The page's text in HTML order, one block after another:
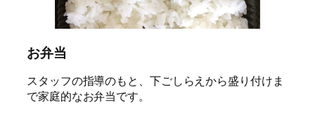
お弁当
スタッフの指導のもと、下ごしらえから盛り付けま
で家庭的なお弁当です。